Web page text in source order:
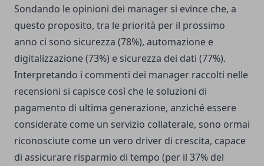
Sondando le opinioni dei manager si evince che, a
questo proposito, tra le priorità per il prossimo
anno ci sono sicurezza (78%), automazione e
digitalizzazione (73%) e sicurezza dei dati (77%).
Interpretando i commenti dei manager raccolti nelle
recensioni si capisce così che le soluzioni di
pagamento di ultima generazione, anziché essere
considerate come un servizio collaterale, sono ormai
riconosciute come un vero driver di crescita, capace
di assicurare risparmio di tempo (per il 37% del